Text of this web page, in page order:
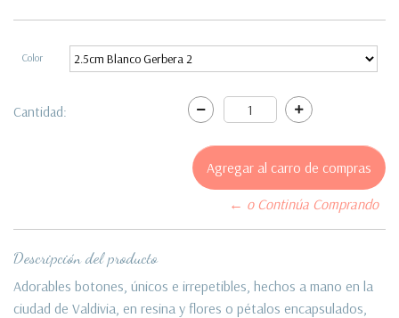
Color
Cantidad:
← o Continúa Comprando
Descripción del producto
Adorables botones, únicos e irrepetibles, hechos a mano en la
ciudad de Valdivia, en resina y flores o pétalos encapsulados,